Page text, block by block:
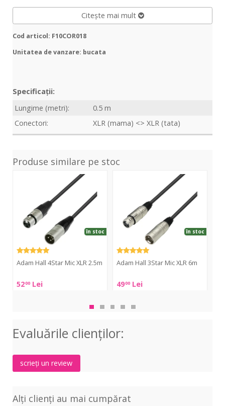
Citește mai mult
Cod articol: F10COR018
Unitatea de vanzare: bucata
Specificații:
Lungime (metri):
0.5 m
Conectori:
XLR (mama) <> XLR (tata)
Produse similare pe stoc
Adam Hall 4Star Mic XLR 2.5m
5200 Lei
în stoc
Adam
2.5m
Adam Hall 3Star Mic XLR 6m
4900 Lei
în stoc
Adam
3Star
6m
Evaluările clienţilor:
scrieți un review
Alți clienți au mai cumpărat